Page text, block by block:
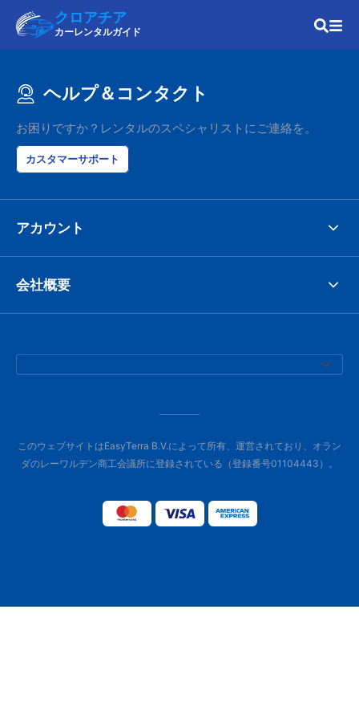
クロアチア
カーレンタルガイド
ヘルプ＆コンタクト
お困りですか？レンタルのスペシャリストにご連絡を。
カスタマーサポート
アカウント
会社概要
このウェブサイトはEasyTerra B.V.によって所有、運営されており、オラン
ダのレーワルデン商工会議所に登録されている（登録番号01104443）。